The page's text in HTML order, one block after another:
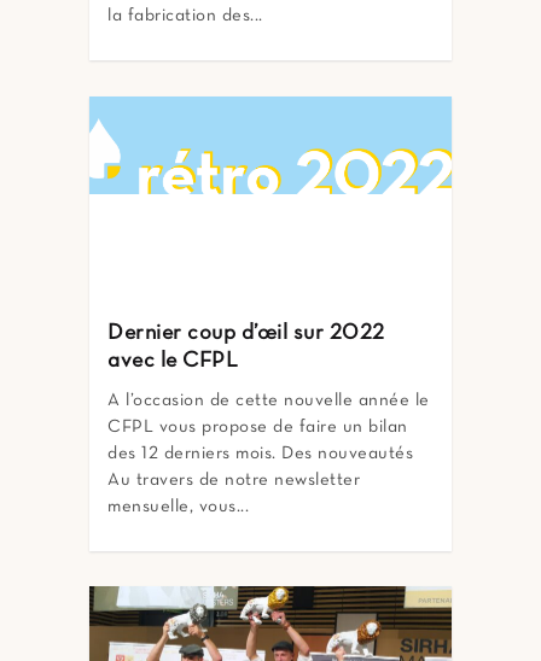
la fabrication des...
Dernier coup d’œil sur 2022
avec le CFPL
A l’occasion de cette nouvelle année le
CFPL vous propose de faire un bilan
des 12 derniers mois. Des nouveautés
Au travers de notre newsletter
mensuelle, vous...